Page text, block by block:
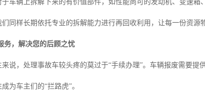
于车辆上拆解下来的有价值部件，如性能尚可的发动机、变速
们同样长期依托专业的拆解能力进行再回收利用，让每一份资源
务，解决您的后顾之忧
来说，处理事故车较头疼的莫过于“手续办理”。车辆报废需要
为车主们的“拦路虎”。